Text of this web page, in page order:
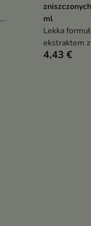
ml
Lekka
ekstraktem
– balans i
4,43 €